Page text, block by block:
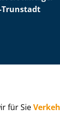
für Sie